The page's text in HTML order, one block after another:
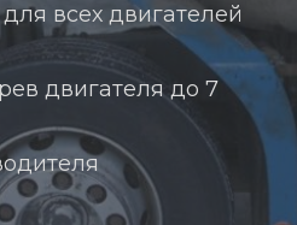
всех двигателей
двигателя до 7